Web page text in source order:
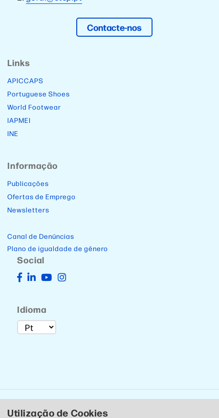
Contacte-nos
Links
APICCAPS
Portuguese Shoes
World Footwear
IAPMEI
INE
Informação
Publicações
Ofertas de Emprego
Newsletters
Canal de Denúncias
Plano de igualdade de género
Social
Idioma
Utilização de Cookies